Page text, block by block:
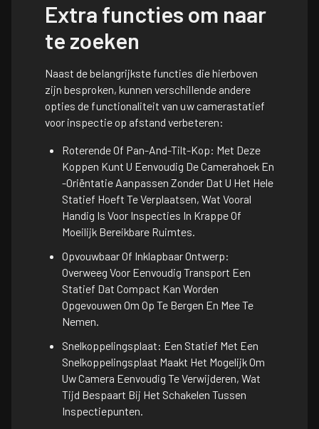
Extra functies om naar
te zoeken
Naast de belangrijkste functies die hierboven
zijn besproken, kunnen verschillende andere
opties de functionaliteit van uw camerastatief
voor inspectie op afstand verbeteren:
Roterende Of Pan-And-Tilt-Kop: Met Deze
Koppen Kunt U Eenvoudig De Camerahoek En
-oriëntatie Aanpassen Zonder Dat U Het Hele
Statief Hoeft Te Verplaatsen, Wat Vooral
Handig Is Voor Inspecties In Krappe Of
Moeilijk Bereikbare Ruimtes.
Opvouwbaar Of Inklapbaar Ontwerp:
Overweeg Voor Eenvoudig Transport Een
Statief Dat Compact Kan Worden
Opgevouwen Om Op Te Bergen En Mee Te
Nemen.
Snelkoppelingsplaat: Een Statief Met Een
Snelkoppelingsplaat Maakt Het Mogelijk Om
Uw Camera Eenvoudig Te Verwijderen, Wat
Tijd Bespaart Bij Het Schakelen Tussen
Inspectiepunten.